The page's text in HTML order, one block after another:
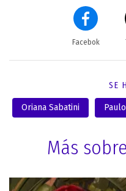
Facebok
SE
Oriana Sabatini
Más